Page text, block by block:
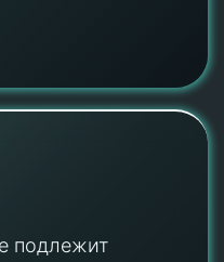
подлежит